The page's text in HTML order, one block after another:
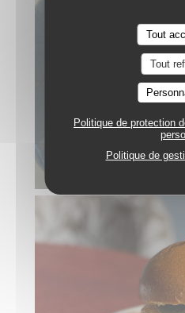
Tout
Tout
Politique de protection
Politique de